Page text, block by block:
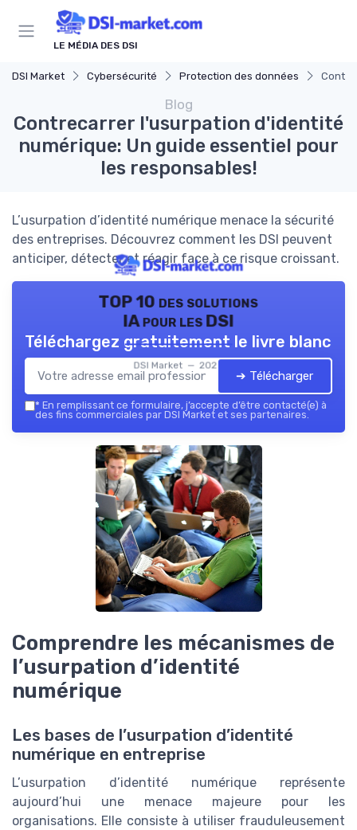
LE MÉDIA DES DSI
DSI Market Cybersécurité Protection des données
Blog
Contrecarrer l'usurpation d'identité
numérique: Un guide essentiel pour
les responsables!
L’usurpation d’identité numérique menace la sécurité
des entreprises. Découvrez comment les DSI peuvent
anticiper, détecter et réagir face à ce risque croissant.
TOP 10 des solutions
IA pour les DSI
DSI Market — 2026
Téléchargez gratuitement le livre blanc
➔ Télécharger
* En remplissant ce formulaire, j’accepte d’être contacté(e) à
des fins commerciales par DSI Market et ses partenaires.
Comprendre les mécanismes de
l’usurpation d’identité
numérique
Les bases de l’usurpation d’identité
numérique en entreprise
L’usurpation d’identité numérique représente
aujourd’hui une menace majeure pour les
organisations. Elle consiste à utiliser frauduleusement
Panneau de gestion des cookies